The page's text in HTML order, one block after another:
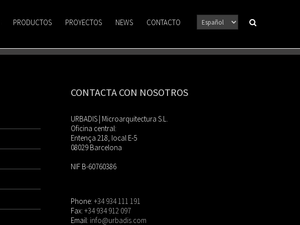
PRODUCTOS PROYECTOS NEWS CONTACTO
CONTACTA CON NOSOTROS
URBADIS | Microarquitectura S.L.
Oficina central:
Entença 218, local E-5
08029 Barcelona
NIF B-60760386
Phone: +34 934 111 191
Fax: +34 934 912 097
Email: info@urbadis.com